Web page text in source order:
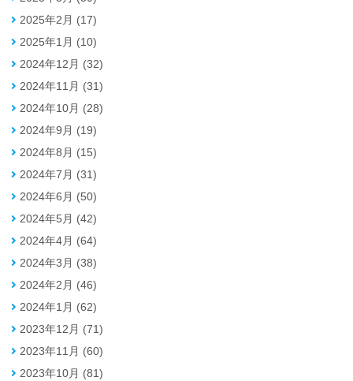
2025年2月 (17)
2025年1月 (10)
2024年12月 (32)
2024年11月 (31)
2024年10月 (28)
2024年9月 (19)
2024年8月 (15)
2024年7月 (31)
2024年6月 (50)
2024年5月 (42)
2024年4月 (64)
2024年3月 (38)
2024年2月 (46)
2024年1月 (62)
2023年12月 (71)
2023年11月 (60)
2023年10月 (81)